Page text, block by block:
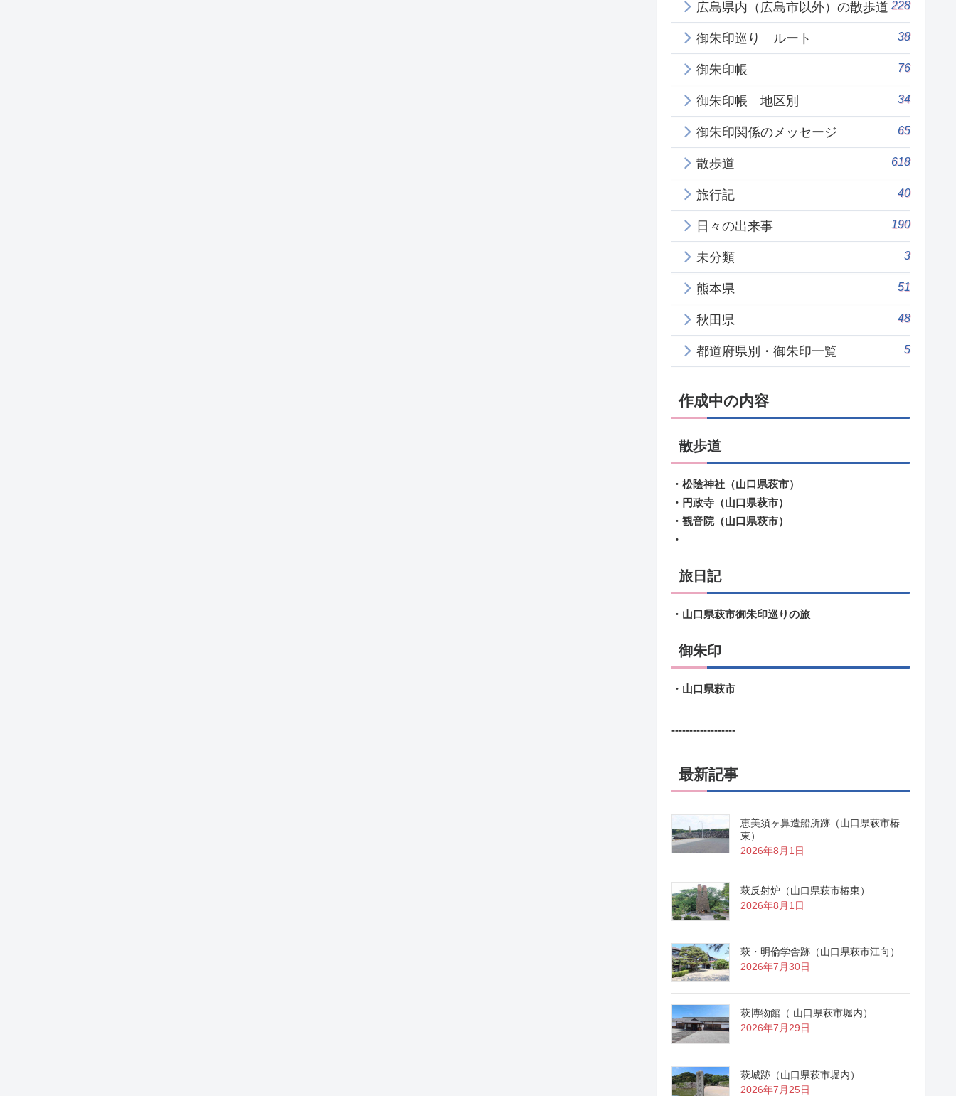
広島県内（広島市以外）の散歩道 228
御朱印巡り ルート 38
御朱印帳 76
御朱印帳 地区別 34
御朱印関係のメッセージ 65
散歩道 618
旅行記 40
日々の出来事 190
未分類 3
熊本県 51
秋田県 48
都道府県別・御朱印一覧 5
作成中の内容
散歩道
・松陰神社（山口県萩市）
・円政寺（山口県萩市）
・観音院（山口県萩市）
・
旅日記
・山口県萩市御朱印巡りの旅
御朱印
・山口県萩市
------------------
最新記事
恵美須ヶ鼻造船所跡（山口県萩市椿
東）
2026年8月1日
萩反射炉（山口県萩市椿東）
2026年8月1日
萩・明倫学舎跡（山口県萩市江向）
2026年7月30日
萩博物館（ 山口県萩市堀内）
2026年7月29日
萩城跡（山口県萩市堀内）
2026年7月25日